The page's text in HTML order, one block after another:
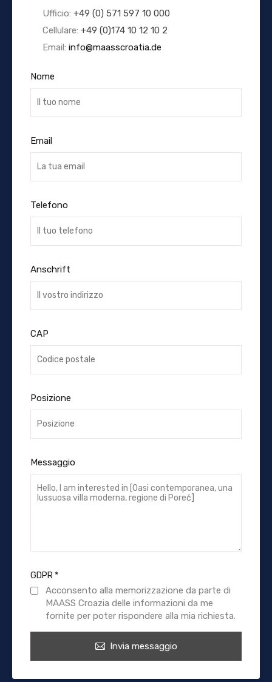
Ufficio: +49 (0) 571 597 10 000
Cellulare: +49 (0)174 10 12 10 2
Email: info@maasscroatia.de
Nome
Email
Telefono
Anschrift
CAP
Posizione
Messaggio
GDPR*
Acconsento alla memorizzazione da parte di
MAASS Croazia delle informazioni da me
fornite per poter rispondere alla mia richiesta.
Invia messaggio